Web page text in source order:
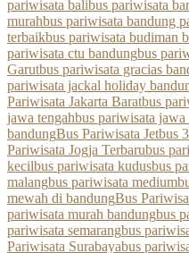
pariwisata balibus pariwisata
murahbus pariwisata bandung
terbaikbus pariwisata budiman
pariwisata ctu bandungbus
Garutbus pariwisata gracias
pariwisata jackal holiday
Pariwisata Jakarta Baratbus
jawa tengahbus pariwisata
bandungBus Pariwisata Jetbus 3
Pariwisata Jogja Terbarubus
kecilbus pariwisata kudusbus
malangbus pariwisata medium
mewah di bandungBus
pariwisata murah bandungbus
pariwisata semarangbus
Pariwisata Surabayabus